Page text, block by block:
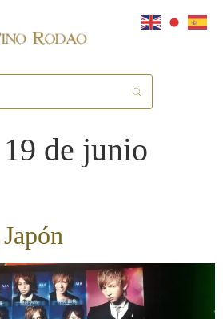
19 de junio